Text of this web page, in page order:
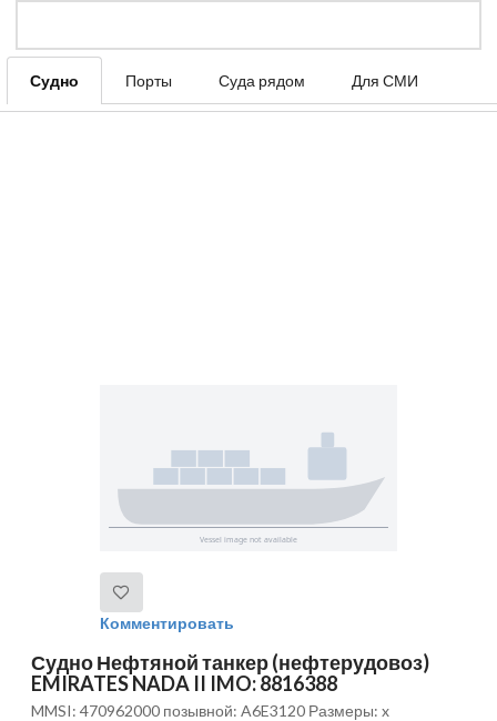
Судно Порты Суда рядом Для СМИ
Комментировать
Судно Нефтяной танкер (нефтерудовоз)
EMIRATES NADA II IMO: 8816388
MMSI: 470962000 позывной: A6E3120 Размеры: x